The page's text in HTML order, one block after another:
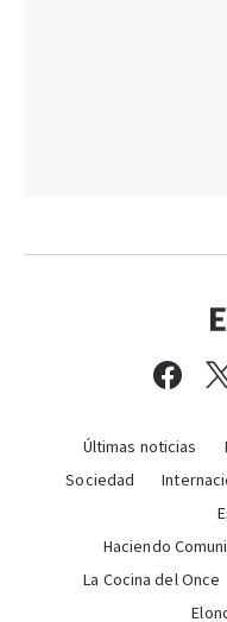
Últimas noticias
Sociedad
Haciendo
La Cocina del Once